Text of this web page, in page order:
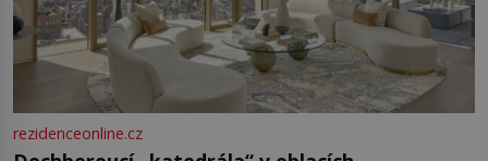
rezidenceonline.cz